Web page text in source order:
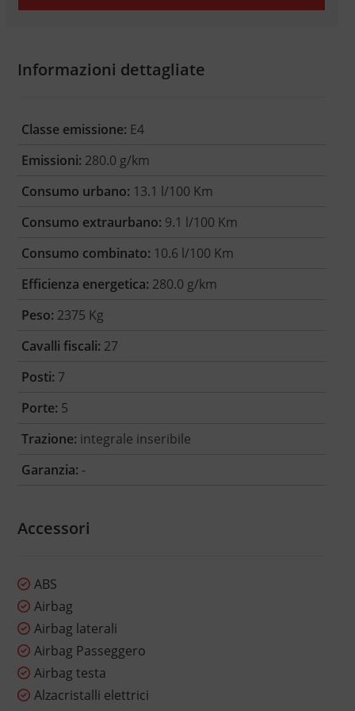
Informazioni dettagliate
Classe emissione: E4
Emissioni: 280.0 g/km
Consumo urbano: 13.1 l/100 Km
Consumo extraurbano: 9.1 l/100 Km
Consumo combinato: 10.6 l/100 Km
Efficienza energetica: 280.0 g/km
Peso: 2375 Kg
Cavalli fiscali: 27
Posti: 7
Porte: 5
Trazione: integrale inseribile
Garanzia: -
Accessori
ABS
Airbag
Airbag laterali
Airbag Passeggero
Airbag testa
Alzacristalli elettrici